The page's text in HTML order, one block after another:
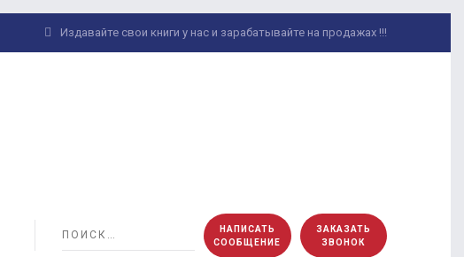
Издавайте свои книги у нас и зарабатывайте на продажах !!!
НАПИСАТЬ
СООБЩЕНИЕ
ЗАКАЗАТЬ
ЗВОНОК